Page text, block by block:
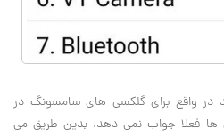
واقع برای گلکسی های سامسونگ در
فعلا جواب نمی دهد. بدین طریق می